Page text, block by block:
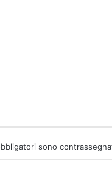
sono